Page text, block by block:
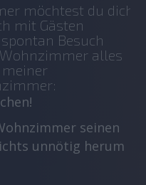
möchtest du dich
mit Gästen
Besuch
alles
meiner
seinen
unnötig herum